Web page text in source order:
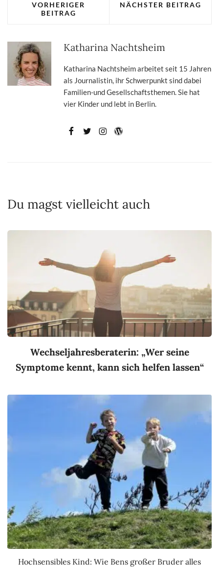
VORHERIGER
BEITRAG
NÄCHSTER BEITRAG
Katharina Nachtsheim
Katharina Nachtsheim arbeitet seit 15 Jahren
als Journalistin, ihr Schwerpunkt sind dabei
Familien-und Gesellschaftsthemen. Sie hat
vier Kinder und lebt in Berlin.
Du magst vielleicht auch
Wechseljahresberaterin: „Wer seine
Symptome kennt, kann sich helfen lassen“
Hochsensibles Kind: Wie Bens großer Bruder alles